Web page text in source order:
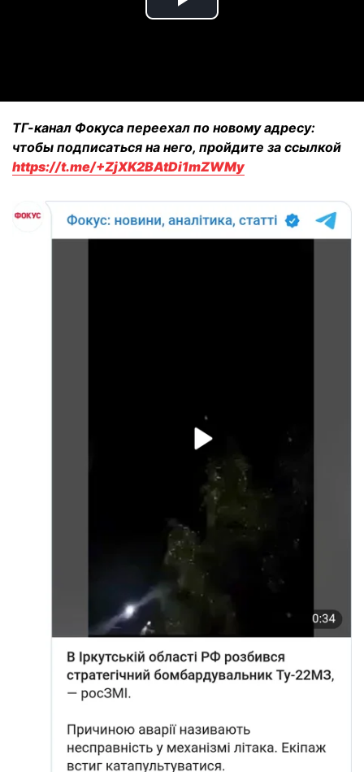
Play
ТГ-канал Фокуса переехал по новому адресу:
чтобы подписаться на него, пройдите за ссылкой
https://t.me/+ZjXK2BAtDi1mZWMy